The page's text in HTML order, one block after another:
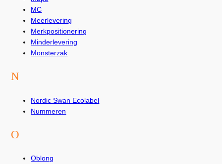
MC
Meerlevering
Merkpositionering
Minderlevering
Monsterzak
N
Nordic Swan Ecolabel
Nummeren
O
Oblong